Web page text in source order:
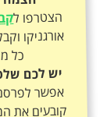
הצטרפו ל
כל
יש לכם
אפשר
קובעים את